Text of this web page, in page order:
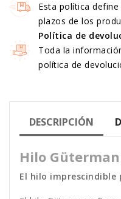
Esta política
plazos de los
Política de
Toda la
política de
DESCRIPCIÓN
Hilo
El hilo